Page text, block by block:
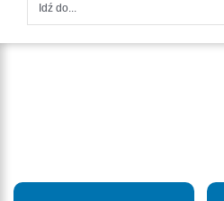
Idź do...